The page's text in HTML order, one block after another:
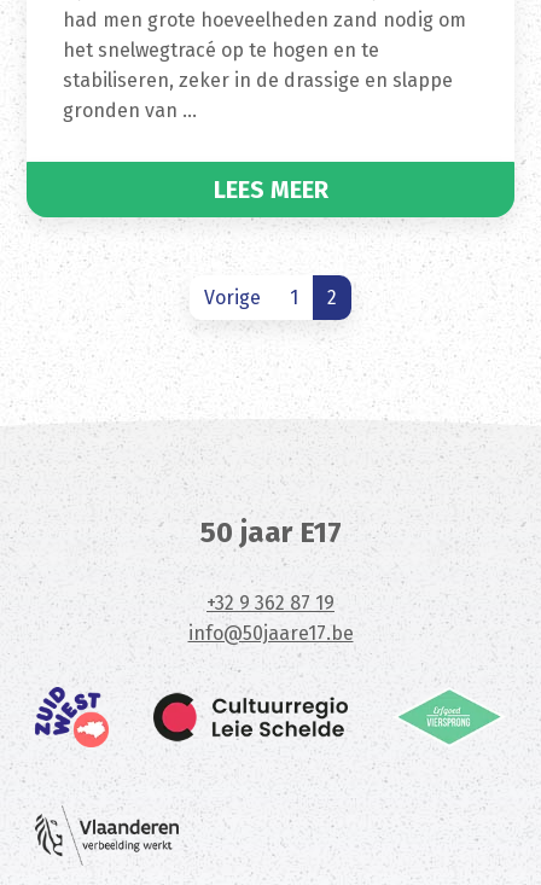
had men grote hoeveelheden zand nodig om
het snelwegtracé op te hogen en te
stabiliseren, zeker in de drassige en slappe
gronden van …
LEES MEER
Vorige 1 2
50 jaar E17
+32 9 362 87 19
info@50jaare17.be